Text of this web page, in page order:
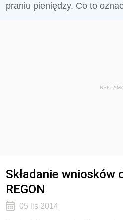
praniu pieniędzy. Co to
Składanie wniosków
REGON
05 lis 2014